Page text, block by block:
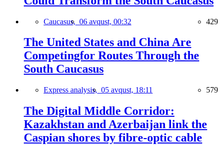
Caucasus, 06 avqust, 00:32 429
The United States and China Are
Competingfor Routes Through the
South Caucasus
Express analysis, 05 avqust, 18:11 579
The Digital Middle Corridor:
Kazakhstan and Azerbaijan link the
Caspian shores by fibre-optic cable